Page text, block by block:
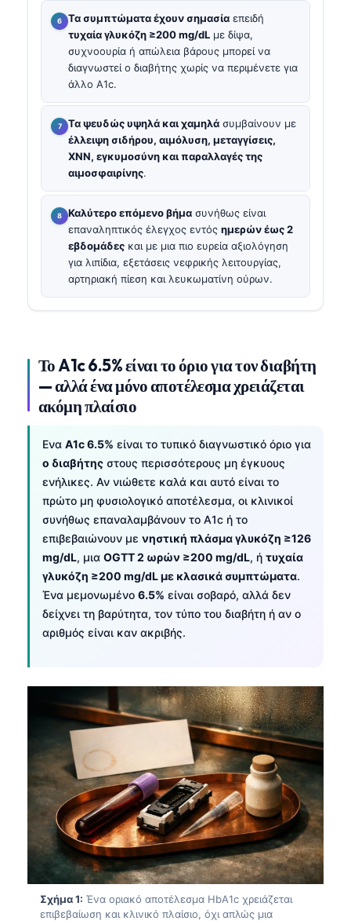
Τα συμπτώματα έχουν σημασία επειδή
τυχαία γλυκόζη ≥200 mg/dL με δίψα,
συχνοουρία ή απώλεια βάρους μπορεί να
διαγνωστεί ο διαβήτης χωρίς να περιμένετε για
άλλο A1c.
Τα ψευδώς υψηλά και χαμηλά συμβαίνουν με
έλλειψη σιδήρου, αιμόλυση, μεταγγίσεις,
ΧΝΝ, εγκυμοσύνη και παραλλαγές της
αιμοσφαιρίνης.
Καλύτερο επόμενο βήμα συνήθως είναι
επαναληπτικός έλεγχος εντός ημερών έως 2
εβδομάδες και με μια πιο ευρεία αξιολόγηση
για λιπίδια, εξετάσεις νεφρικής λειτουργίας,
αρτηριακή πίεση και λευκωματίνη ούρων.
Το A1c 6.5% είναι το όριο για τον διαβήτη
— αλλά ένα μόνο αποτέλεσμα χρειάζεται
ακόμη πλαίσιο
Ενα A1c 6.5% είναι το τυπικό διαγνωστικό όριο για
ο διαβήτης στους περισσότερους μη έγκυους
ενήλικες. Αν νιώθετε καλά και αυτό είναι το
πρώτο μη φυσιολογικό αποτέλεσμα, οι κλινικοί
συνήθως επαναλαμβάνουν το A1c ή το
επιβεβαιώνουν με νηστική πλάσμα γλυκόζη ≥126
mg/dL, μια OGTT 2 ωρών ≥200 mg/dL, ή τυχαία
γλυκόζη ≥200 mg/dL με κλασικά συμπτώματα.
Ένα μεμονωμένο 6.5% είναι σοβαρό, αλλά δεν
δείχνει τη βαρύτητα, τον τύπο του διαβήτη ή αν ο
αριθμός είναι καν ακριβής.
Σχήμα 1: Ένα οριακό αποτέλεσμα HbA1c χρειάζεται
επιβεβαίωση και κλινικό πλαίσιο, όχι απλώς μια